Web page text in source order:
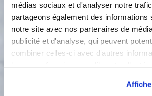
médias sociaux et d'analyser notre
partageons également des informations
notre site avec nos partenaires de
publicité et d'analyse, qui peuvent
combiner celles-ci avec d'autres
1 Fixer le fouet et
Accessoire(s) :